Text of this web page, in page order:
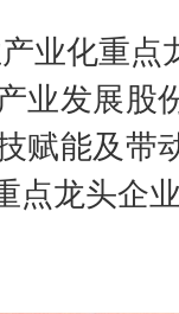
业化重点
业发展股
赋能及带
点龙头企